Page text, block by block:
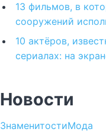
13 фильмов, в
сооружений
10 актёров,
сериалах: на
Новости
ЗнаменитостиМода